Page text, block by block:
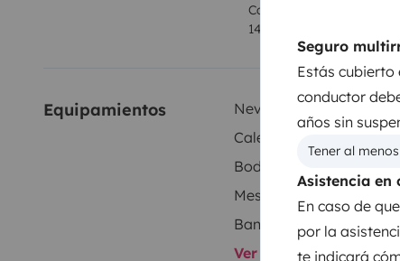
Seguro
Estás cubierto
conductor
años sin
Tener al menos
Asistencia en
En caso de
por la
te indicará
Cama transversal
140x180 cm
Equipamientos Nevera
Calefacción habitáculo
Bodega
Mesa de exterior
Banqueta de esquina
Ver todos los